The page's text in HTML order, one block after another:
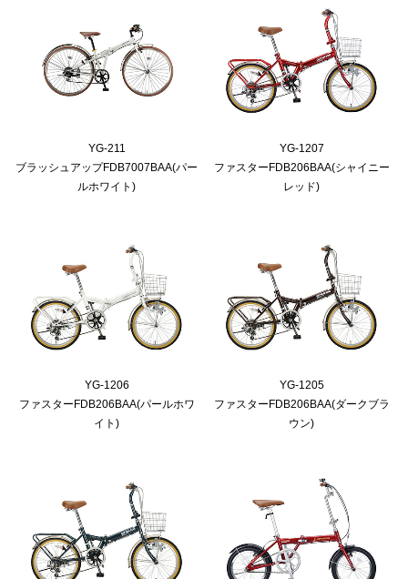
YG-211
ブラッシュアップFDB7007BAA(パー
ルホワイト)
YG-1207
ファスターFDB206BAA(シャイニー
レッド)
YG-1206
ファスターFDB206BAA(パールホワ
イト)
YG-1205
ファスターFDB206BAA(ダークブラ
ウン)